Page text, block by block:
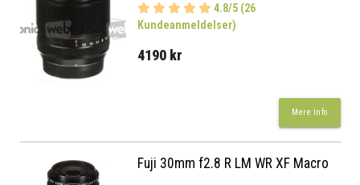
4.8/5 (26
Kundeanmeldelser)
4190 kr
Mere Info
Fuji 30mm f2.8 R LM WR XF Macro